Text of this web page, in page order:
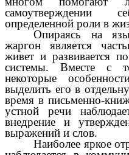
самоутверждении
определенной роли в
Опираясь на
жаргон является
живет и развивается
системы. Вместе с
некоторые
выделить его в
время в письменно-
устной речи
внедрение и
выражений и слов.
Наиболее яркое